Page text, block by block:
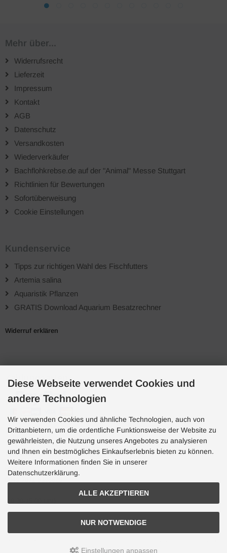
Mehr über...
Widerrufsrecht
Lieferzeit
Impressum
Kontakt
AGB
Datenschutz
Versandkosten
Wiederverkäufer
Bachflohkrebse.de auf der "Animal" Messe Stuttgart
Richtlinien für Bewertungen
Sofortüberweisung
Cookie Einstellungen
Kundenservice
Tipps zur richtigen Wahl des Fischfutters
Artemia salina
Aquaristik Pflanzen
GRATIS Download Aquarium Besatzrechner
Widerruf erklären
Zahlungsarten
Hotline
Hotline
(10:30-15:00 Uhr)
andreas-guder.de
Diese Webseite verwendet Cookies und
andere Technologien
Wir verwenden Cookies und ähnliche Technologien, auch von
Drittanbietern, um die ordentliche Funktionsweise der Website zu
gewährleisten, die Nutzung unseres Angebotes zu analysieren
und Ihnen ein bestmögliches Einkaufserlebnis bieten zu können.
Weitere Informationen finden Sie in unserer
Datenschutzerklärung.
ALLE AKZEPTIEREN
NUR NOTWENDIGE
Einstellungen anpassen